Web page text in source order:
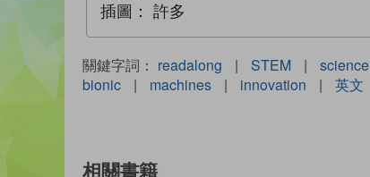
插圖：
許多
關鍵字詞： readalong | STEM | science
bionic
| machines | innovation | 英文
相關書籍